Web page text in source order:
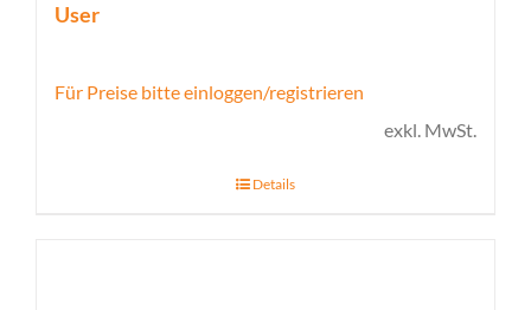
User
Für Preise bitte einloggen/registrieren
exkl. MwSt.
Details